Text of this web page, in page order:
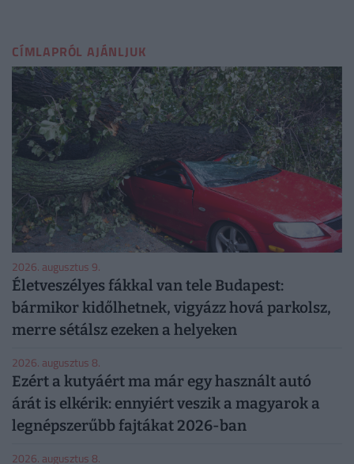
CÍMLAPRÓL AJÁNLJUK
2026. augusztus 9.
Életveszélyes fákkal van tele Budapest:
bármikor kidőlhetnek, vigyázz hová parkolsz,
merre sétálsz ezeken a helyeken
2026. augusztus 8.
Ezért a kutyáért ma már egy használt autó
árát is elkérik: ennyiért veszik a magyarok a
legnépszerűbb fajtákat 2026-ban
2026. augusztus 8.